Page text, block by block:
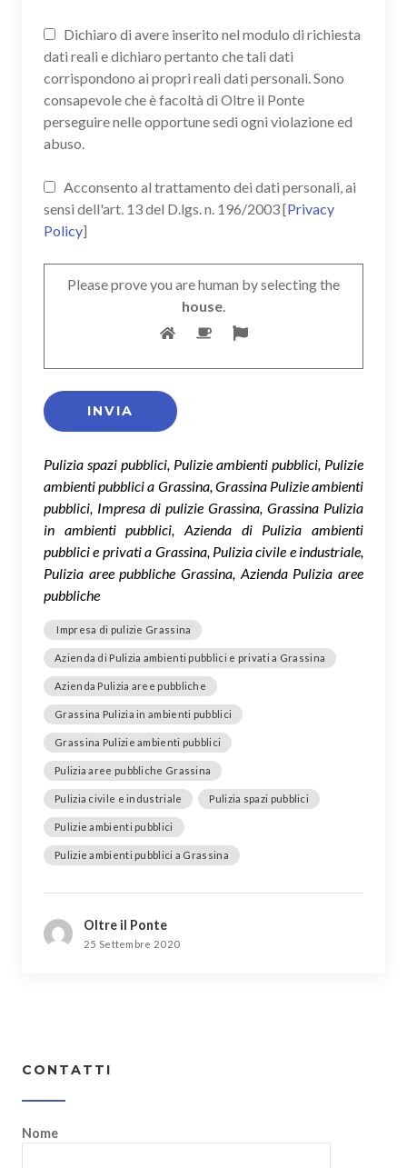
Dichiaro di avere inserito nel modulo di richiesta
dati reali e dichiaro pertanto che tali dati
corrispondono ai propri reali dati personali. Sono
consapevole che è facoltà di Oltre il Ponte
perseguire nelle opportune sedi ogni violazione ed
abuso.
Acconsento al trattamento dei dati personali, ai
sensi dell'art. 13 del D.lgs. n. 196/2003 [Privacy
Policy]
Please prove you are human by selecting the
house.
Pulizia spazi pubblici, Pulizie ambienti pubblici, Pulizie
ambienti pubblici a Grassina, Grassina Pulizie ambienti
pubblici, Impresa di pulizie Grassina, Grassina Pulizia
in ambienti pubblici, Azienda di Pulizia ambienti
pubblici e privati a Grassina, Pulizia civile e industriale,
Pulizia aree pubbliche Grassina, Azienda Pulizia aree
pubbliche
Impresa di pulizie Grassina
Azienda di Pulizia ambienti pubblici e privati a Grassina
Azienda Pulizia aree pubbliche
Grassina Pulizia in ambienti pubblici
Grassina Pulizie ambienti pubblici
Pulizia aree pubbliche Grassina
Pulizia civile e industriale Pulizia spazi pubblici
Pulizie ambienti pubblici
Pulizie ambienti pubblici a Grassina
Oltre il Ponte
25 Settembre 2020
CONTATTI
Nome